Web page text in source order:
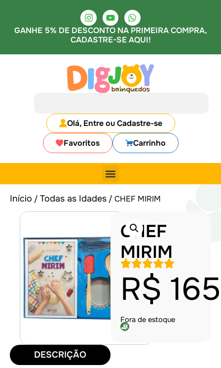
GANHE 5% DE DESCONTO NA PRIMEIRA COMPRA,
CADASTRE-SE AQUI!
Olá, Entre ou Cadastre-se
Favoritos
Carrinho
Início / Todas as Idades / CHEF MIRIM
CHEF
MIRIM
R$
Fora de estoque
DESCRIÇÃO